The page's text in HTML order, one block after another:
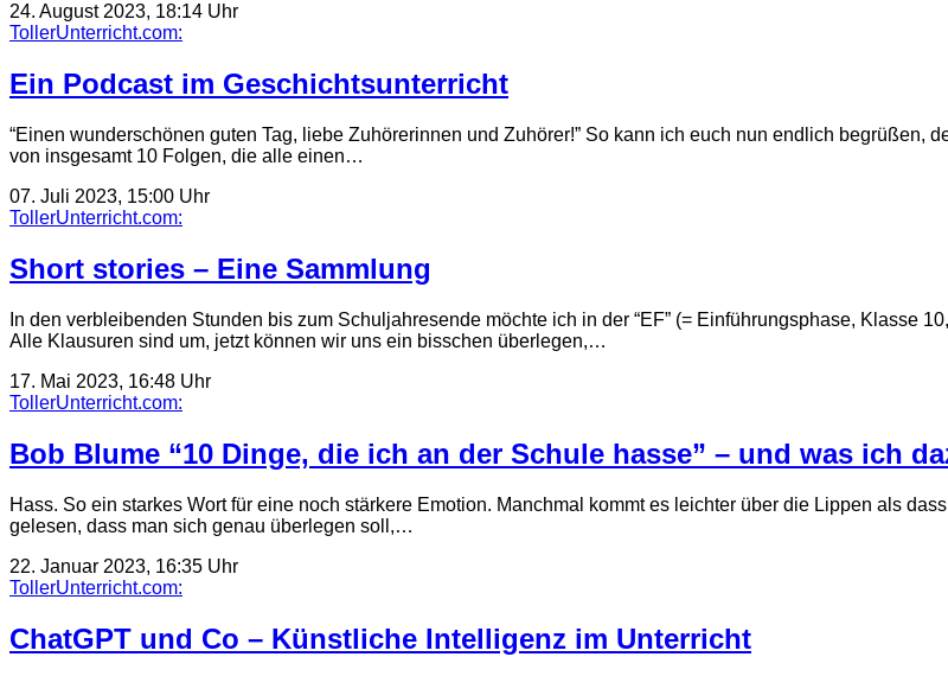
24. August 2023, 18:14 Uhr
TollerUnterricht.com:
Ein Podcast im Geschichtsunterricht
“Einen wunderschönen guten Tag, liebe Zuhörerinnen und Zuhörer!” So kann ich euch nun endlich begrüßen,
von insgesamt 10 Folgen, die alle einen…
07. Juli 2023, 15:00 Uhr
TollerUnterricht.com:
Short stories – Eine Sammlung
In den verbleibenden Stunden bis zum Schuljahresende möchte ich in der “EF” (= Einführungsphase, Klasse
Alle Klausuren sind um, jetzt können wir uns ein bisschen überlegen,…
17. Mai 2023, 16:48 Uhr
TollerUnterricht.com:
Bob Blume “10 Dinge, die ich an der Schule hasse” – und was ich
Hass. So ein starkes Wort für eine noch stärkere Emotion. Manchmal kommt es leichter über die Lippen als
gelesen, dass man sich genau überlegen soll,…
22. Januar 2023, 16:35 Uhr
TollerUnterricht.com:
ChatGPT und Co – Künstliche Intelligenz im Unterricht